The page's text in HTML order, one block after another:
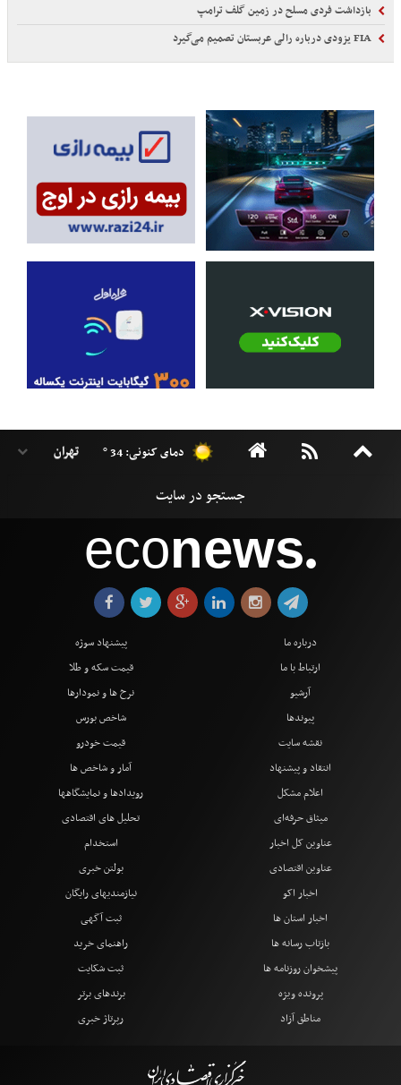
بازداشت فردی مسلح در زمین گلف ترامپ
دمای کنونی: 34 °
econews●
درباره ما
ارتباط با ما
آرشیو
پیوندها
نقشه سایت
انتقاد و پیشنهاد
اعلام مشکل
میثاق حرفه‌ای
پیشنهاد سوژه
قیمت سکه و طلا
نرخ ها و نمودارها
شاخص بورس
قیمت خودرو
آمار و شاخص ها
رویدادها و نمایشگاهها
تحلیل های اقتصادی
عناوین کل اخبار
عناوین اقتصادی
اخبار اکو
اخبار استان ها
بازتاب رسانه ها
پیشخوان روزنامه ها
پرونده ویژه
مناطق آزاد
استخدام
بولتن خبری
نیازمندیهای رایگان
ثبت آگهی
راهنمای خرید
ثبت شکایت
برندهای برتر
رپرتاژ خبری